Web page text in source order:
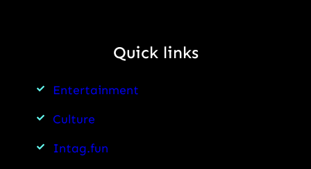
Quick links
Entertainment
Culture
Intag.fun